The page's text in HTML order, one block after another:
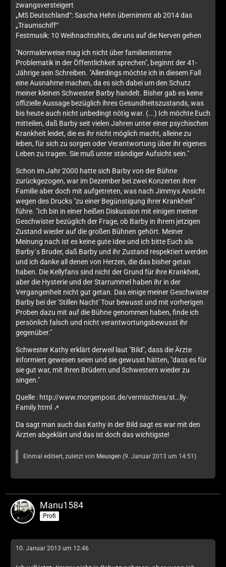
zwangsversteigert
„MS Deutschland“: Sascha Hehn übernimmt ab 2014 das
„Traumschiff“
Festmusik: 10 Weihnachtshits, die uns auf die Nerven gehen
"Normalerweise mag ich nicht über familieninterne
Problematik in der Öffentlichkeit sprechen", beginnt der 41-
Jährige sein Schreiben. "Allerdings möchte ich in diesem Fall
eine Ausnahme machen, da es sich dabei um den Schutz
meiner kleinen Schwester Barby handelt. Bisher gab es keine
offizielle Aussage bezüglich ihres Gesundheitszustands, was
bis heute auch nicht unbedingt nötig war. (...) Ich möchte Euch
mitteilen, daß Barby seit vielen Jahren unter einer psychischen
Krankheit leidet, die es ihr nicht möglich macht, alleine zu
leben, für sich zu sorgen oder Verantwortung über ihr eigenes
Leben zu tragen. Sie muß unter ständiger Aufsicht sein."
Schon im Jahr 2000 hatte sich Barby von der Bühne
zurückgezogen, war im Dezember bei zwei Konzerten ihrer
Familie aber doch mit aufgetreten, was nach Jimmys Ansicht
wegen des Drucks "zu einer Begünstigung ihrer Krankheit"
führe. "Ich bin in einer heißen Diskussion mit einigen meiner
Geschwister bezüglich der Frage, ob Barby in ihrem jetzigen
Zustand wieder auf die großen Bühnen gehört. Meiner
Meinung nach ist es keine gute Idee und ich bitte Euch als
Barby´s Bruder, daß Barby und ihr Zustand respektiert werden
und ich danke all denen von Herzen, die das bisher getan
haben. Die Kellyfans sind nicht der Grund für ihre Krankheit,
aber die Hysterie und der Starrummel haben ihr in der
Vergangenheit nicht gut getan. Das einige meiner Geschwister
Barby bei der 'Stillen Nacht' Tour bewusst und mit vorherigen
Proben dazu mit auf die Bühne genommen haben, finde ich
persönlich falsch und nicht verantwortungsbewusst ihr
gegenüber."
Schwester Kathy erklärt derweil laut "Bild", dass die Ärzte
informiert gewesen seien und sie gewusst hätten, "dass es für
sie gut war, mit ihren Brüdern und Schwestern wieder zu
singen."
Quelle : http://www.morgenpost.de/vermischtes/st…lly-
Family.html
Da sagt man auch das Kathy in der Bild sagt es war mit den
Ärzten abgeklärt und das ist doch das wichtigste!
Einmal editiert, zuletzt von Meusgen (9. Januar 2013 um 14:51)
Manu1584
Profi
10. Januar 2013 um 12:46